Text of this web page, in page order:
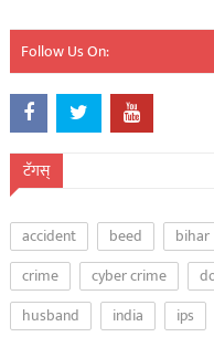
Follow Us On:
टॅगस्
accident beed bihar
crime
cyber crime
husband
india ips